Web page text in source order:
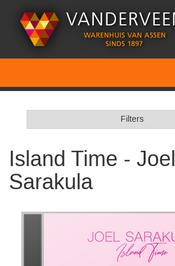
Filters
Island Time - Joel
Sarakula